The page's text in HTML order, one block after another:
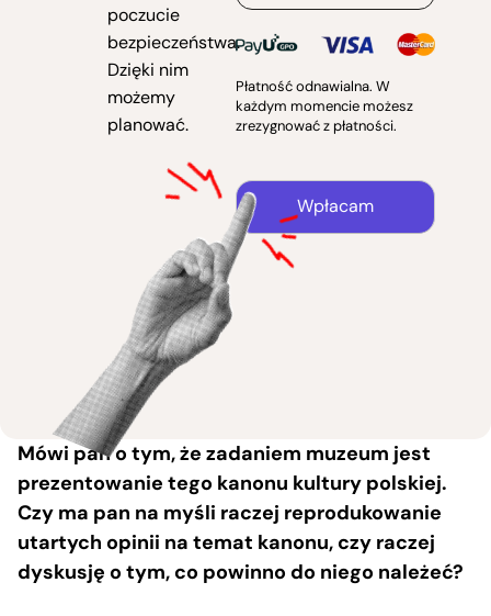
poczucie
bezpieczeństwa.
Dzięki nim
możemy
planować.
Płatność odnawialna. W
każdym momencie możesz
zrezygnować z płatności.
Wpłacam
Mówi pan o tym, że zadaniem muzeum jest
prezentowanie tego kanonu kultury polskiej.
Czy ma pan na myśli raczej reprodukowanie
utartych opinii na temat kanonu, czy raczej
dyskusję o tym, co powinno do niego należeć?